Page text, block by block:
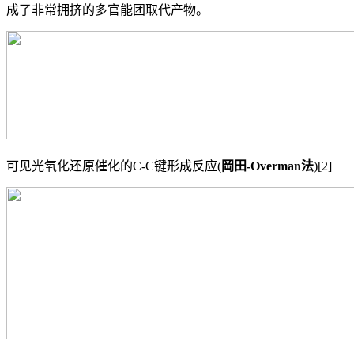
成了非常拥挤的多官能团取代产物。
可见光氧化还原催化的C-C键形成反应(岡田-Overman法)[2]